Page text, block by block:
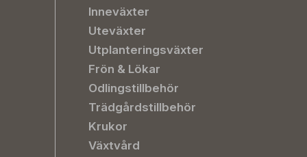
Inneväxter
Uteväxter
Utplanteringsväxter
Frön & Lökar
Odlingstillbehör
Trädgårdstillbehör
Krukor
Växtvård